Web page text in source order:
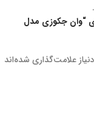
“وان جکوزی مدل
علامت‌گذاری شده‌اند